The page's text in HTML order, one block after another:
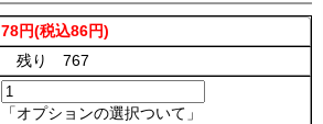
78円(税込86円)
残り 767
「オプションの選択ついて」